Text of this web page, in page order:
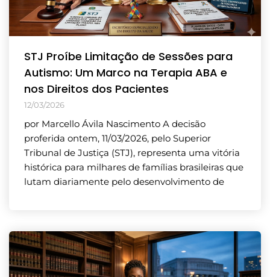
STJ Proíbe Limitação de Sessões para
Autismo: Um Marco na Terapia ABA e
nos Direitos dos Pacientes
12/03/2026
por Marcello Ávila Nascimento A decisão
proferida ontem, 11/03/2026, pelo Superior
Tribunal de Justiça (STJ), representa uma vitória
histórica para milhares de famílias brasileiras que
lutam diariamente pelo desenvolvimento de